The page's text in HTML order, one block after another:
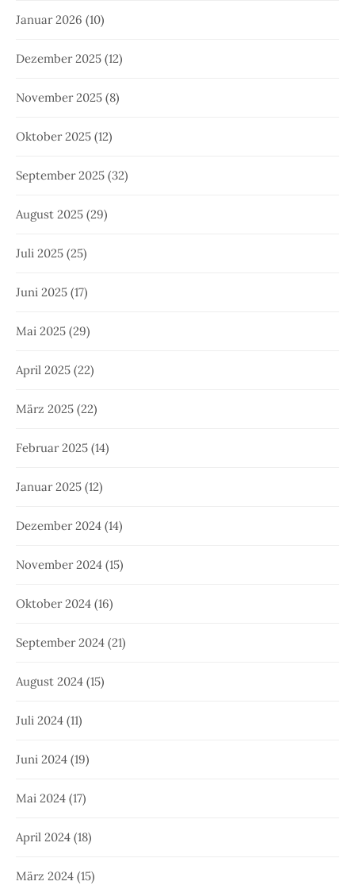
Januar 2026 (10)
Dezember 2025 (12)
November 2025 (8)
Oktober 2025 (12)
September 2025 (32)
August 2025 (29)
Juli 2025 (25)
Juni 2025 (17)
Mai 2025 (29)
April 2025 (22)
März 2025 (22)
Februar 2025 (14)
Januar 2025 (12)
Dezember 2024 (14)
November 2024 (15)
Oktober 2024 (16)
September 2024 (21)
August 2024 (15)
Juli 2024 (11)
Juni 2024 (19)
Mai 2024 (17)
April 2024 (18)
März 2024 (15)